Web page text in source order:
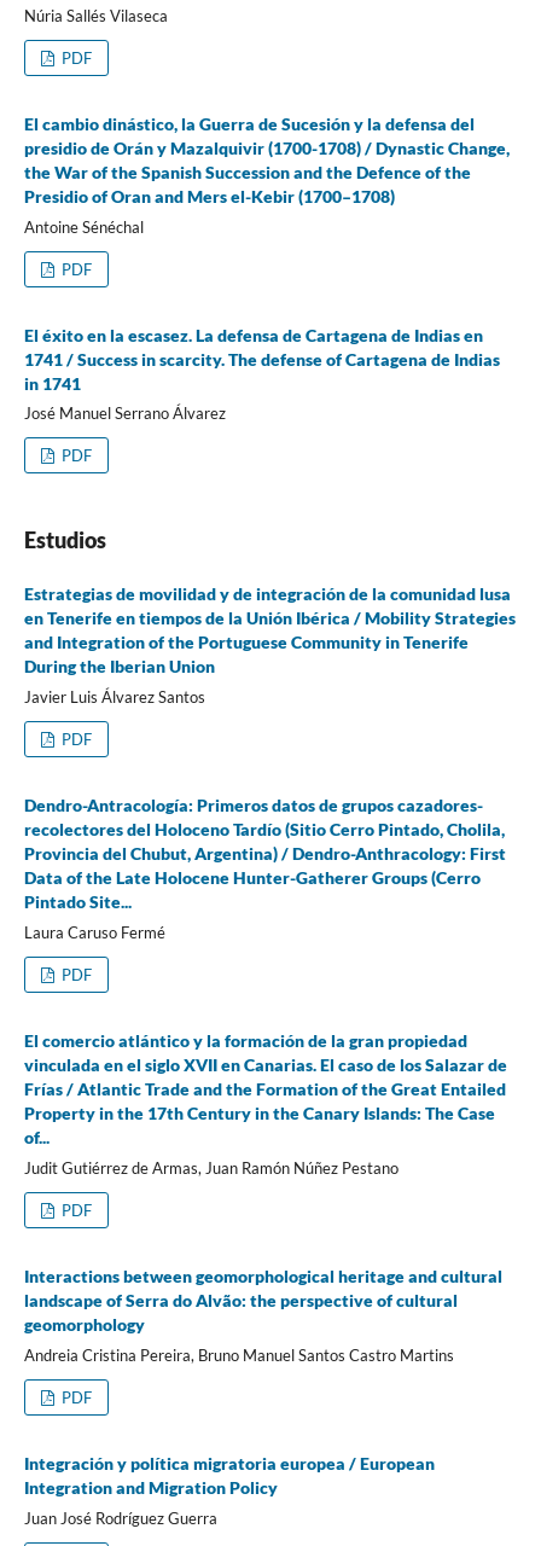
Núria Sallés Vilaseca
PDF
El cambio dinástico, la Guerra de Sucesión y la defensa del
presidio de Orán y Mazalquivir (1700-1708) / Dynastic Change,
the War of the Spanish Succession and the Defence of the
Presidio of Oran and Mers el-Kebir (1700–1708)
Antoine Sénéchal
PDF
El éxito en la escasez. La defensa de Cartagena de Indias en
1741 / Success in scarcity. The defense of Cartagena de Indias
in 1741
José Manuel Serrano Álvarez
PDF
Estudios
Estrategias de movilidad y de integración de la comunidad lusa
en Tenerife en tiempos de la Unión Ibérica / Mobility Strategies
and Integration of the Portuguese Community in Tenerife
During the Iberian Union
Javier Luis Álvarez Santos
PDF
Dendro-Antracología: Primeros datos de grupos cazadores-
recolectores del Holoceno Tardío (Sitio Cerro Pintado, Cholila,
Provincia del Chubut, Argentina) / Dendro-Anthracology: First
Data of the Late Holocene Hunter-Gatherer Groups (Cerro
Pintado Site...
Laura Caruso Fermé
PDF
El comercio atlántico y la formación de la gran propiedad
vinculada en el siglo XVII en Canarias. El caso de los Salazar de
Frías / Atlantic Trade and the Formation of the Great Entailed
Property in the 17th Century in the Canary Islands: The Case
of...
Judit Gutiérrez de Armas, Juan Ramón Núñez Pestano
PDF
Interactions between geomorphological heritage and cultural
landscape of Serra do Alvão: the perspective of cultural
geomorphology
Andreia Cristina Pereira, Bruno Manuel Santos Castro Martins
PDF
Integración y política migratoria europea / European
Integration and Migration Policy
Juan José Rodríguez Guerra